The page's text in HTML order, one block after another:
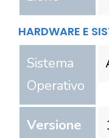
HARDWARE E
Sistema
Operativo
Versione